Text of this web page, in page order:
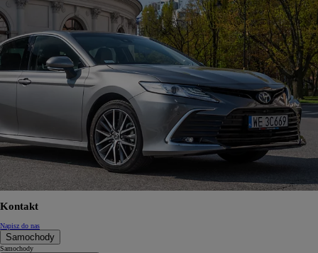
Kontakt
Napisz do nas
Samochody
Samochody